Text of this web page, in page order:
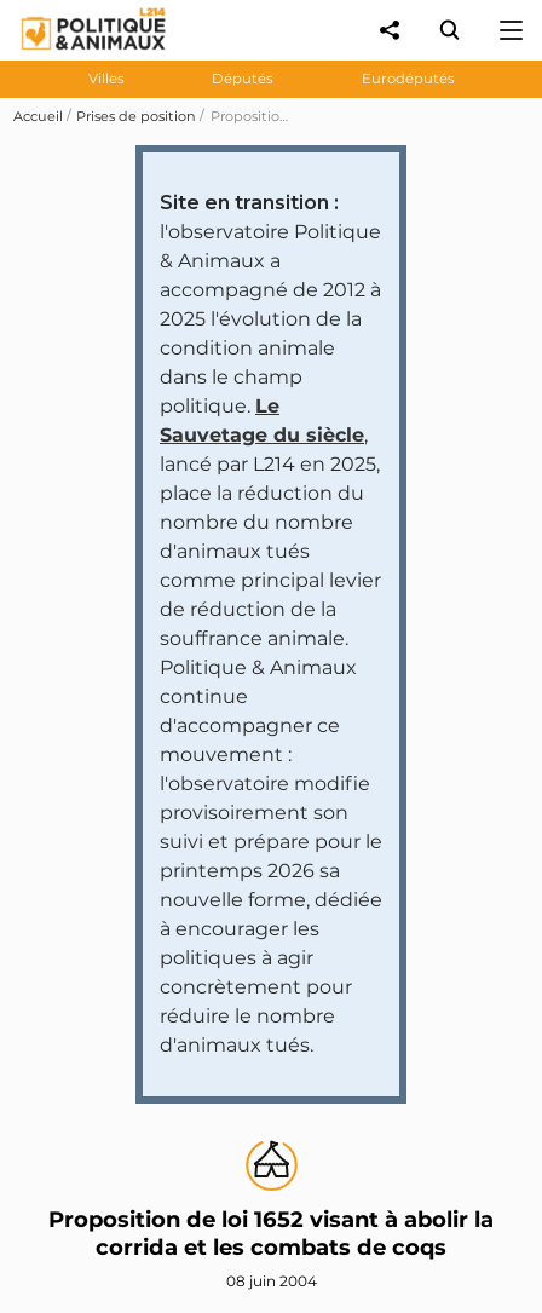
Villes Députés Eurodéputés
Accueil Prises de position Proposition de loi 1652 visant à abolir la corrida et les combats de coqs
Site en transition :
l'observatoire Politique
& Animaux a
accompagné de 2012 à
2025 l'évolution de la
condition animale
dans le champ
politique. Le
Sauvetage du siècle,
lancé par L214 en 2025,
place la réduction du
nombre du nombre
d'animaux tués
comme principal levier
de réduction de la
souffrance animale.
Politique & Animaux
continue
d'accompagner ce
mouvement :
l'observatoire modifie
provisoirement son
suivi et prépare pour le
printemps 2026 sa
nouvelle forme, dédiée
à encourager les
politiques à agir
concrètement pour
réduire le nombre
d'animaux tués.
Proposition de loi 1652 visant à abolir la
corrida et les combats de coqs
08 juin 2004